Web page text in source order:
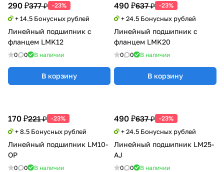
290 ₽377 ₽ -23%
+ 14.5 Бонусных рублей
Линейный подшипник с
фланцем LMK12
0 0 В наличии
В корзину
490 ₽637 ₽ -23%
+ 24.5 Бонусных рублей
Линейный подшипник с
фланцем LMK20
0 0 В наличии
В корзину
170 ₽221 ₽ -23%
+ 8.5 Бонусных рублей
Линейный подшипник LM10-
OP
0 0 В наличии
490 ₽637 ₽ -23%
+ 24.5 Бонусных рублей
Линейный подшипник LM25-
AJ
0 0 В наличии